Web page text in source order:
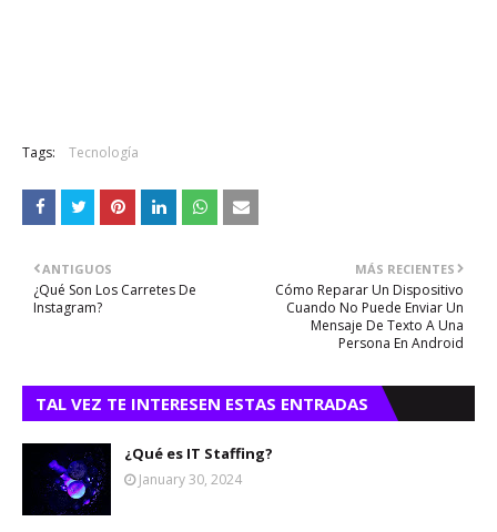
Tags: Tecnología
MÁS RECIENTES
Cómo Reparar Un Dispositivo
Cuando No Puede Enviar Un
Mensaje De Texto A Una
Persona En Android
ANTIGUOS
¿Qué Son Los Carretes De
Instagram?
TAL VEZ TE INTERESEN ESTAS ENTRADAS
¿Qué es IT Staffing?
January 30, 2024